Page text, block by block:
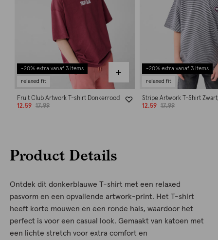
-20% extra vanaf 3 items
relaxed fit
Fruit Club Artwork T-shirt Donkerrood
12.59
17.99
-20% extra vanaf 3 items
relaxed fit
Stripe Artwork T-Shirt
12.59
17.99
Product Details
Ontdek dit donkerblauwe T-shirt met een relaxed
pasvorm en een opvallende artwork-print. Het T-shirt
heeft korte mouwen en een ronde hals, waardoor het
perfect is voor een casual look. Gemaakt van katoen met
een lichte stretch voor extra comfort en